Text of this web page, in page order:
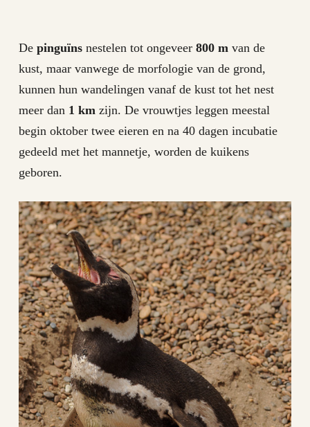
De pinguïnsnestelen tot ongeveer 800 mvan de
kust, maar vanwege de morfologie van de grond,
kunnen hun wandelingen vanaf de kust tot het nest
meer dan1 kmzijn. De vrouwtjes leggen meestal
begin oktober twee eieren en na 40 dagen incubatie
gedeeld met het mannetje, worden de kuikens
geboren.